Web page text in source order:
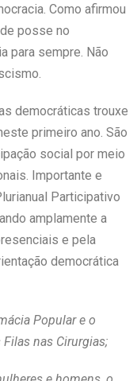
Como afirmou
posse no
para sempre. Não
democráticas trouxe
primeiro ano. São
social por meio
Importante e
Participativo
amplamente a
e pela
democrática
Popular e o
nas Cirurgias;